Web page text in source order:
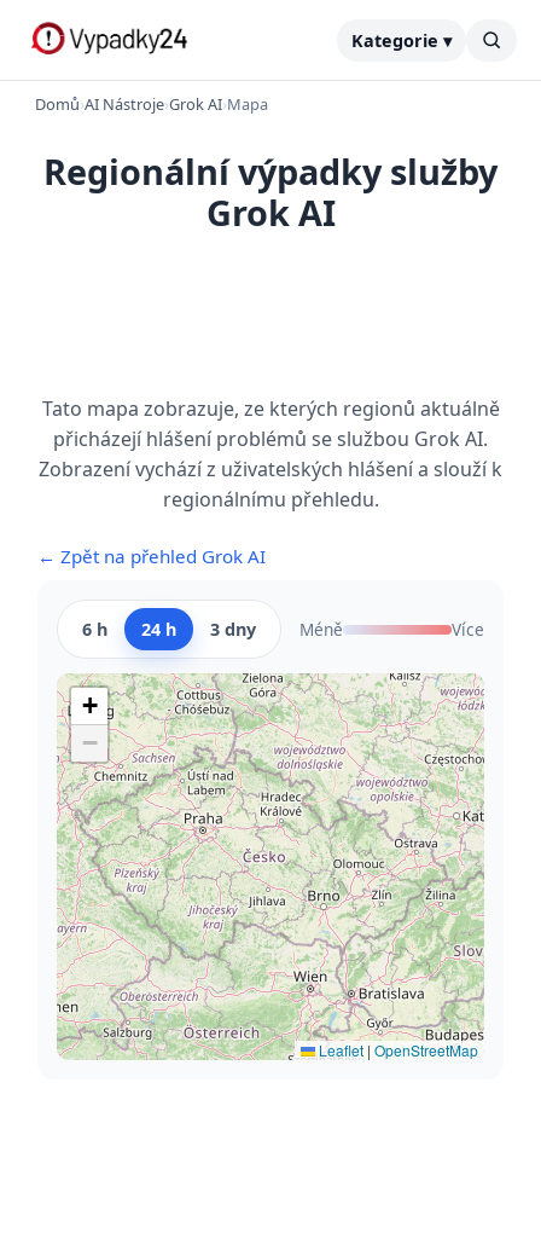
Kategorie ▾
Domů›AI Nástroje›Grok AI›Mapa
Regionální výpadky služby
Grok AI
Tato mapa zobrazuje, ze kterých regionů aktuálně
přicházejí hlášení problémů se službou Grok AI.
Zobrazení vychází z uživatelských hlášení a slouží k
regionálnímu přehledu.
← Zpět na přehled Grok AI
6 h 24 h 3 dny Méně Více
+
−
Leaflet | OpenStreetMap